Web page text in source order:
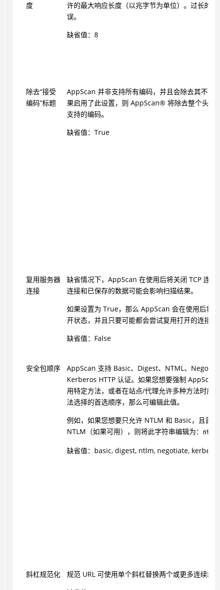
度
许的最大响应长度（以兆字节为单位）。过长的
误。
缺省值：8
除去“接受
编码”标题
AppScan 并非支持所有编码，并且会除去其不支
果启用了此设置，则 AppScan® 将除去整个头，
支持的编码。
缺省值：True
复用服务器
连接
缺省情况下， AppScan 在使用后将关闭 TCP 连接
连接和已保存的数据可能会影响扫描结果。
如果设置为 True，那么 AppScan 会在使用后将
开状态，并且只要可能都会尝试复用打开的连接。
缺省值：False
安全包顺序 AppScan 支持 Basic、Digest、NTML、
Kerberos HTTP 认证。如果您想要强制 AppScan
用特定方法，或者在站点/代理允许多种方法时应
法选择的首选顺序，那么可编辑此值。
例如，如果您想要只允许 NTLM 和 Basic，且首
NTLM（如果可用），则将此字符串编辑为：
缺省值：basic, digest, ntlm, negotiate, kerberos
斜杠规范化
规范 URL 可使用单个斜杠替换两个或更多连续斜